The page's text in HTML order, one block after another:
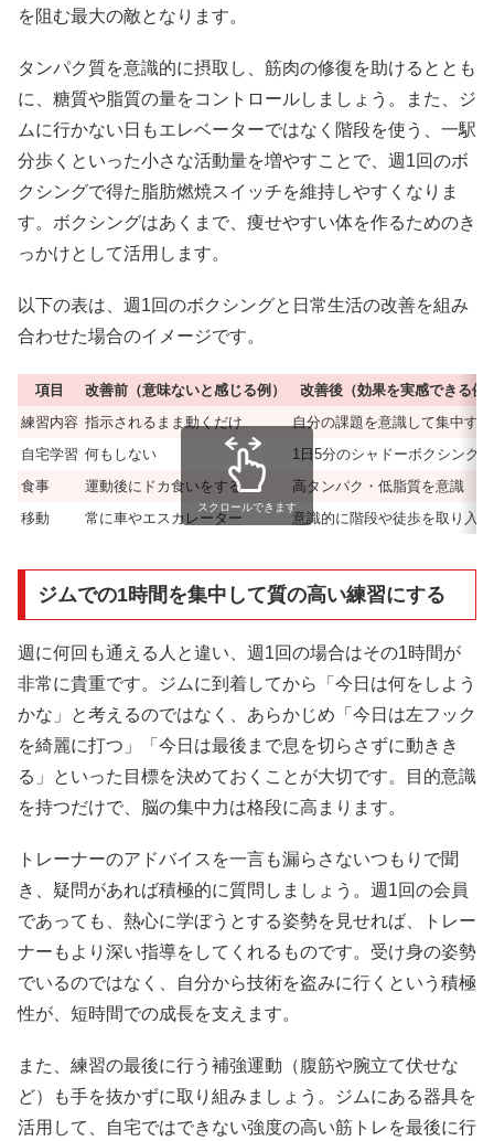
を阻む最大の敵となります。
タンパク質を意識的に摂取し、筋肉の修復を助けるととも
に、糖質や脂質の量をコントロールしましょう。また、ジ
ムに行かない日もエレベーターではなく階段を使う、一駅
分歩くといった小さな活動量を増やすことで、週1回のボ
クシングで得た脂肪燃焼スイッチを維持しやすくなりま
す。ボクシングはあくまで、痩せやすい体を作るためのき
っかけとして活用します。
以下の表は、週1回のボクシングと日常生活の改善を組み
合わせた場合のイメージです。
項目 改善前（意味ないと感じる例）
改善後（効果を実感できる例
練習内容 指示されるまま動くだけ
自分の課題を意識して集中する
自宅学習 何もしない
1日5分のシャドーボクシング
食事
運動後にドカ食いをする
高タンパク・低脂質を意識
移動
常に車やエスカレーター 意識的に階段や徒歩を取り入
スクロールできます
ジムでの1時間を集中して質の高い練習にする
週に何回も通える人と違い、週1回の場合はその1時間が
非常に貴重です。ジムに到着してから「今日は何をしよう
かな」と考えるのではなく、あらかじめ「今日は左フック
を綺麗に打つ」「今日は最後まで息を切らさずに動きき
る」といった目標を決めておくことが大切です。目的意識
を持つだけで、脳の集中力は格段に高まります。
トレーナーのアドバイスを一言も漏らさないつもりで聞
き、疑問があれば積極的に質問しましょう。週1回の会員
であっても、熱心に学ぼうとする姿勢を見せれば、トレー
ナーもより深い指導をしてくれるものです。受け身の姿勢
でいるのではなく、自分から技術を盗みに行くという積極
性が、短時間での成長を支えます。
また、練習の最後に行う補強運動（腹筋や腕立て伏せな
ど）も手を抜かずに取り組みましょう。ジムにある器具を
活用して、自宅ではできない強度の高い筋トレを最後に行